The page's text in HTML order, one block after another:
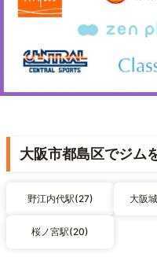
大阪市都島区でジム
野江内代駅(27) 大阪
桜ノ宮駅(20)